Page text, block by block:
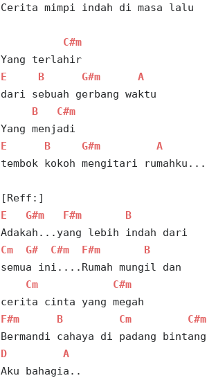
Cerita mimpi indah di masa lalu
C#m
Yang terlahir
E
B G#m
A
dari sebuah gerbang waktu
B
C#m
Yang menjadi
E
B G#m
A
tembok kokoh mengitari rumahku...
[Reff:]
E
G#m F#m
B
Adakah...yang lebih indah dari
Cm
G# C#m F#m
B
semua ini....Rumah mungil dan
Cm
C#m
cerita cinta yang megah
F#m
B Cm
C#m
Bermandi cahaya di padang bintang
D
A
Aku bahagia..